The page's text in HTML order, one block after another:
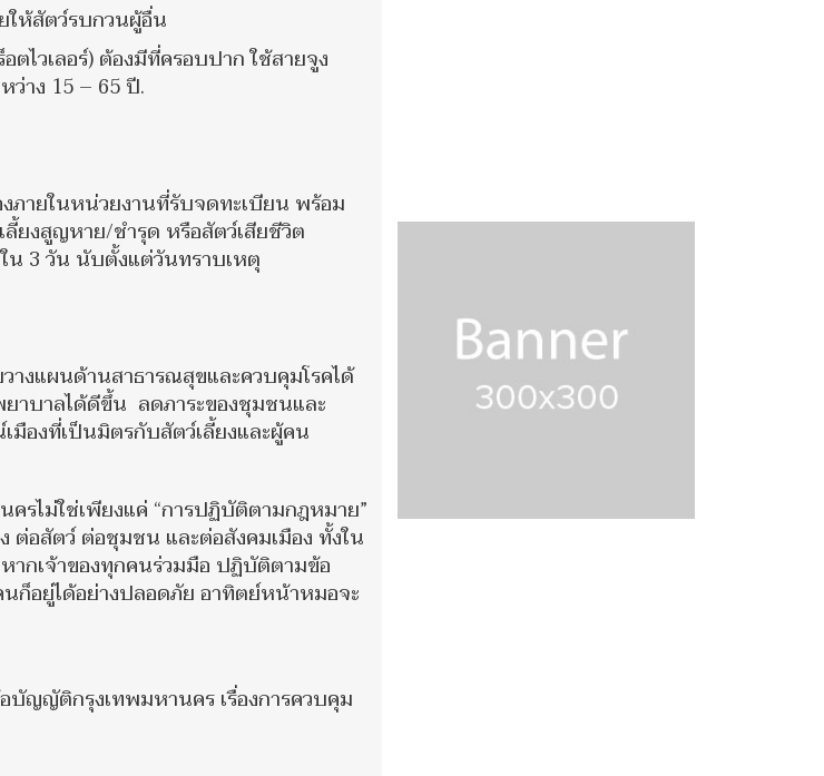
ให้สัตว์รบกวนผู้อื่น
ไวเลอร์) ต้องมีที่ครอบปาก ใช้สายจูง
ว่าง 15 – 65 ปี.
ภายในหน่วยงานที่รับจดทะเบียน พร้อม
ยงสูญหาย/ชำรุด หรือสัตว์เสียชีวิต
น 3 วัน นับตั้งแต่วันทราบเหตุ
างแผนด้านสาธารณสุขและควบคุมโรคได้
าบาลได้ดีขึ้น ลดภาระของชุมชนและ
มืองที่เป็นมิตรกับสัตว์เลี้ยงและผู้คน
ครไม่ใช่เพียงแค่ “การปฏิบัติตามกฎหมาย”
ต่อสัตว์ ต่อชุมชน และต่อสังคมเมือง ทั้งใน
ากเจ้าของทุกคนร่วมมือ ปฏิบัติตามข้อ
นก็อยู่ได้อย่างปลอดภัย อาทิตย์หน้าหมอจะ
บัญญัติกรุงเทพมหานคร เรื่องการควบคุม